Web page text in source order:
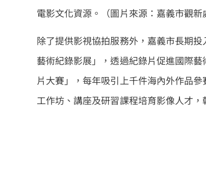
電影文化資源。（圖片來源：嘉義市觀新
除了提供影視協拍服務外，嘉義市長期
藝術紀錄影展」，透過紀錄片促進國際
片大賽」，每年吸引上千件海內外作品
工作坊、講座及研習課程培育影像人才